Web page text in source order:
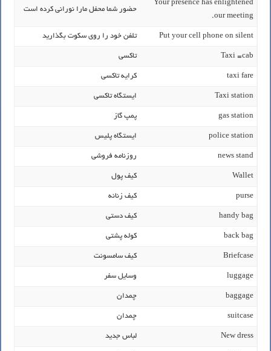
Your presence has enlightened
our meeting.
حضور شما محفل مارا نورانی کرده است
Put your cell phone on silent تلفن خود را روی سکوت بگذارید
Taxi =cab تاکسی
taxi fare کرایه تاکسی
Taxi station ایستگاه تاکسی
gas station پمپ گاز
police station ایستگاه پلیس
news stand روزنامه فروشی
Wallet کیف پول
purse کیف زنانه
handy bag کیف دستی
back bag کوله پشتی
Briefcase کیف سامسونت
luggage وسایل سفر
baggage چمدان
suitcase چمدان
New dress لباس جدید